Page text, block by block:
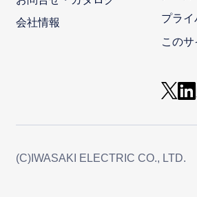
会社情報
プライ
この
(C)IWASAKI ELECTRIC CO., LTD.